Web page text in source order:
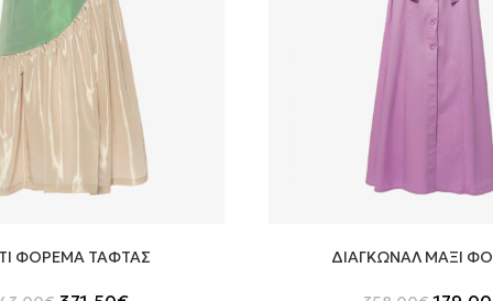
ΦΟΡΕΜΑ ΤΑΦΤΑΣ ΔΙΑΓΚΩΝΑΛ ΜΑΞΙ